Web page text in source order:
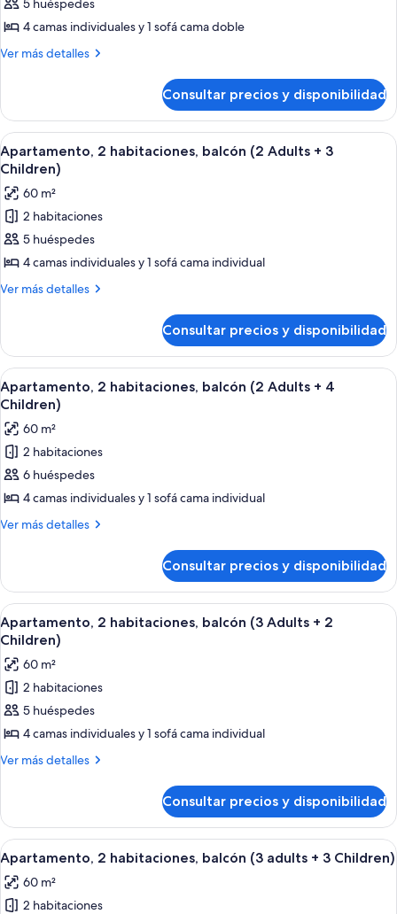
de
Apartamento,
2
(5
Adults)
5 huéspedes
4 camas individuales y 1 sofá cama doble
Ver más detalles
Más
2
habitaciones,
balcón
(5
Consultar precios y disponibilidad
Abrir
todas
las
fotos
de
Apartamento,
2
habitaciones,
Adults
+
3
Children)
Una habitación moderna con un
9
Apartamento, 2 habitaciones, balcón (2 Adults + 3
Children)
60 m²
2 habitaciones
5 huéspedes
4 camas individuales y 1 sofá cama individual
Ver más detalles
Más
2
habitaciones,
balcón
(2
+
3
Children)
Consultar precios y disponibilidad
Abrir
todas
las
fotos
de
Apartamento,
2
habitaciones,
Adults
+
4
Children)
Una habitación moderna con un
9
Apartamento, 2 habitaciones, balcón (2 Adults + 4
Children)
60 m²
2 habitaciones
6 huéspedes
4 camas individuales y 1 sofá cama individual
Ver más detalles
Más
2
habitaciones,
balcón
(2
+
4
Children)
Consultar precios y disponibilidad
Abrir
todas
las
fotos
de
Apartamento,
2
habitaciones,
Adults
+
2
Children)
Una habitación moderna con un
9
Apartamento, 2 habitaciones, balcón (3 Adults + 2
Children)
60 m²
2 habitaciones
5 huéspedes
4 camas individuales y 1 sofá cama individual
Ver más detalles
Más
2
habitaciones,
balcón
Adults
+
Consultar precios y disponibilidad
Abrir
todas
las
fotos
Una habitación moderna con un
9
Apartamento, 2 habitaciones, balcón (3 adults + 3 Children)
60 m²
2 habitaciones